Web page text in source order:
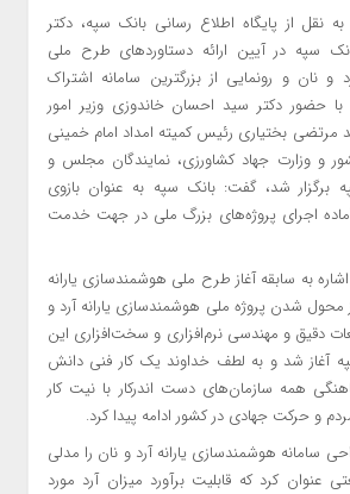
به نقل از پایگاه اطلاع رسانی بانک سپه، دکتر
سپه در آیین ارائه دستاوردهای طرح ملی
و نان و رونمایی از بزرگترین سامانه اشتراک
حضور دکتر سید احسان خاندوزی وزیر امور
مرتضی بختیاری رئیس کمیته امداد امام خمینی
و وزارت جهاد کشاورزی، نمایندگان مجلس و
برگزار شد، گفت: بانک سپه به عنوان بازوی
اجرای پروژه‌های بزرگ ملی در جهت خدمت
به سابقه آغاز طرح ملی هوشمندسازی یارانه
شدن پروژه ملی هوشمندسازی یارانه آرد و
دقیق و مهندسی نرم‌افزاری و سخت‌افزاری این
آغاز شد و به لطف خداوند یک کار فنی دانش
همه سازمان‌های دست اندرکار با نیت کار
و حرکت جهادی در کشور ادامه پیدا کرد.
سامانه هوشمندسازی یارانه آرد و نان را مدلی
عنوان کرد که قابلیت برآورد میزان آرد مورد